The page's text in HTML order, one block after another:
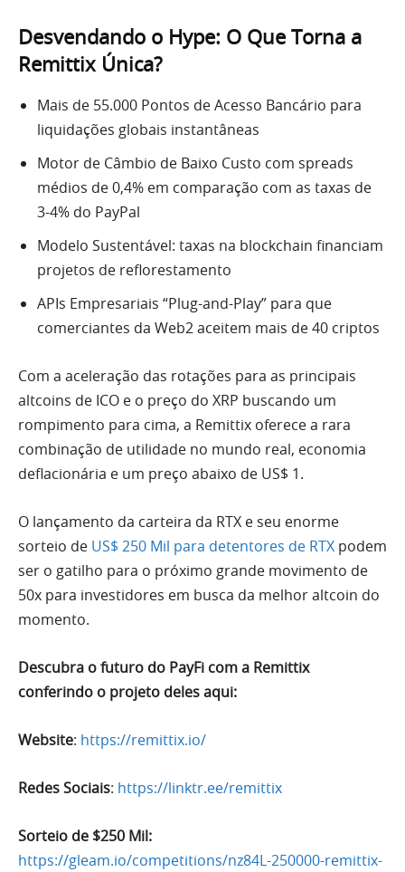
Desvendando o Hype: O Que Torna a
Remittix Única?
Mais de 55.000 Pontos de Acesso Bancário para
liquidações globais instantâneas
Motor de Câmbio de Baixo Custo com spreads
médios de 0,4% em comparação com as taxas de
3-4% do PayPal
Modelo Sustentável: taxas na blockchain financiam
projetos de reflorestamento
APIs Empresariais “Plug-and-Play” para que
comerciantes da Web2 aceitem mais de 40 criptos
Com a aceleração das rotações para as principais
altcoins de ICO e o preço do XRP buscando um
rompimento para cima, a Remittix oferece a rara
combinação de utilidade no mundo real, economia
deflacionária e um preço abaixo de US$ 1.
O lançamento da carteira da RTX e seu enorme
sorteio de US$ 250 Mil para detentores de RTX podem
ser o gatilho para o próximo grande movimento de
50x para investidores em busca da melhor altcoin do
momento.
Descubra o futuro do PayFi com a Remittix
conferindo o projeto deles aqui:
Website: https://remittix.io/
Redes Sociais: https://linktr.ee/remittix
Sorteio de $250 Mil:
https://gleam.io/competitions/nz84L-250000-remittix-